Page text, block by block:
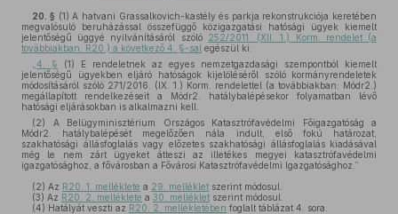
20. § (1) A hatvani Grassalkovich-kastély és parkja rekonstrukciója keretében
megvalósuló beruházással összefüggő közigazgatási hatósági ügyek kiemelt
jelentőségű üggyé nyilvánításáról szóló 252/2011. (XII. 1.) Korm. rendelet (a
továbbiakban: R20.) a következő 4. §-sal egészül ki:
4. § (1) E rendeletnek az egyes nemzetgazdasági szempontból kiemelt
jelentőségű ügyekben eljáró hatóságok kijelöléséről szóló kormányrendeletek
módosításáról szóló 271/2016. (IX. 1.) Korm. rendelettel (a továbbiakban: Módr2.)
megállapított rendelkezéseit a Módr2. hatálybalépésekor folyamatban lévő
hatósági eljárásokban is alkalmazni kell.
(2) A Belügyminisztérium Országos Katasztrófavédelmi Főigazgatóság a
Módr2. hatálybalépését megelőzően nála indult, első fokú határozat,
szakhatósági állásfoglalás vagy előzetes szakhatósági állásfoglalás kiadásával
még le nem zárt ügyeket átteszi az illetékes megyei katasztrófavédelmi
igazgatósághoz, a fővárosban a Fővárosi Katasztrófavédelmi Igazgatósághoz.”
(2) Az R20. 1. melléklete a 29. melléklet szerint módosul.
(3) Az R20. 2. melléklete a 30. melléklet szerint módosul.
(4) Hatályát veszti az R20. 2. mellékletében foglalt táblázat 4. sora.